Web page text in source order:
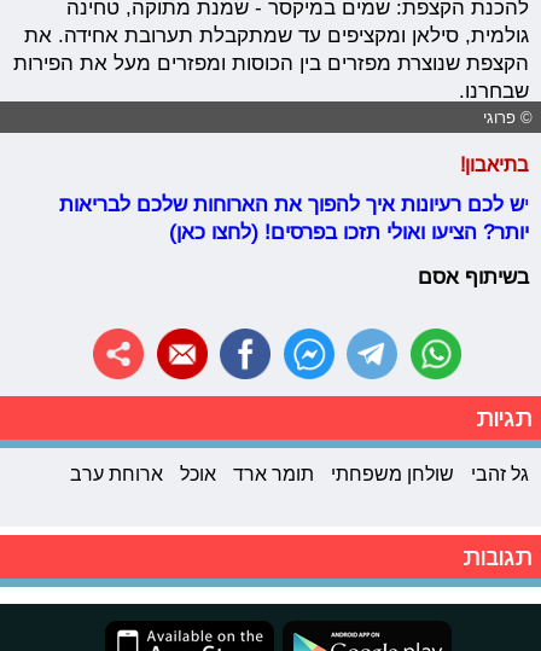
להכנת הקצפת: שמים במיקסר - שמנת מתוקה, טחינה
גולמית, סילאן ומקציפים עד שמתקבלת תערובת אחידה. את
הקצפת שנוצרת מפזרים בין הכוסות ומפזרים מעל את הפירות
שבחרנו.
© פרוגי
בתיאבון!
יש לכם רעיונות איך להפוך את הארוחות שלכם לבריאות
יותר? הציעו ואולי תזכו בפרסים! (לחצו כאן)
בשיתוף אסם
תגיות
גל זהבי שולחן משפחתי תומר ארד אוכל ארוחת ערב
תגובות